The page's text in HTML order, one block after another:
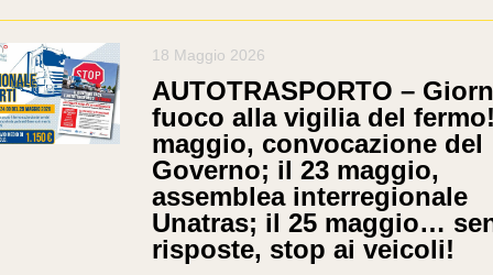
18 Maggio 2026
AUTOTRASPORTO –
fuoco alla vigilia del
maggio, convocazione del
Governo; il 23 maggio,
assemblea interregionale
Unatras; il 25 maggio…
risposte, stop ai veicoli!